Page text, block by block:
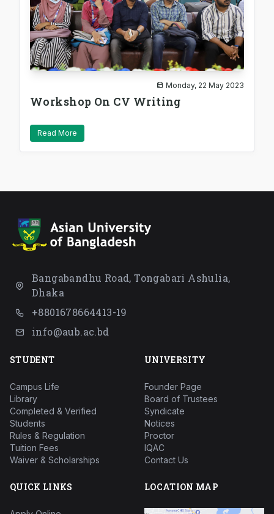
Monday, 22 May 2023
Workshop On CV Writing
Read More
Bangabandhu Road, Tongabari Ashulia,
Dhaka
+8801678664413-19
info@aub.ac.bd
STUDENT
Campus Life
Library
Completed & Verified
Students
Rules & Regulation
Tuition Fees
Waiver & Scholarships
UNIVERSITY
Founder Page
Board of Trustees
Syndicate
Notices
Proctor
IQAC
Contact Us
QUICK LINKS LOCATION MAP